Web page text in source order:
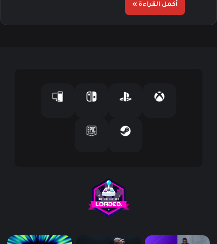
أكمل القراءة »